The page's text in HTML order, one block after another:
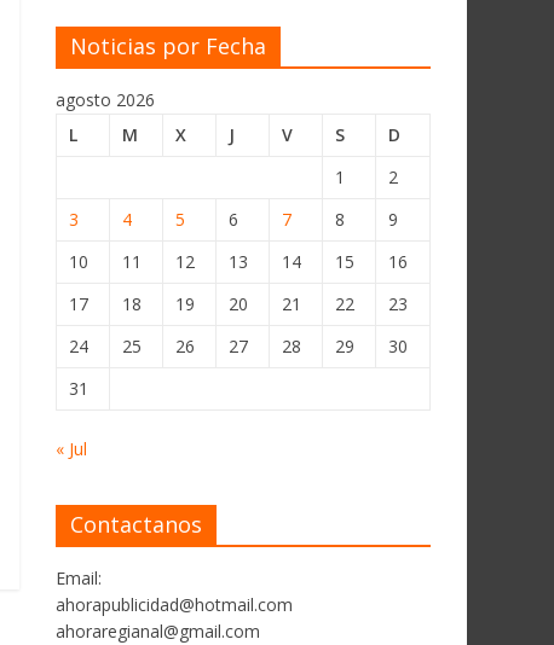
Noticias por Fecha
agosto 2026
L
M X J V S
D
1
2
3
4 5 6 7 8
9
10
11 12 13 14 15
16
17
18 19 20 21 22
23
24
25 26 27 28 29
30
31
« Jul
Contactanos
Email:
ahorapublicidad@hotmail.com
ahoraregianal@gmail.com